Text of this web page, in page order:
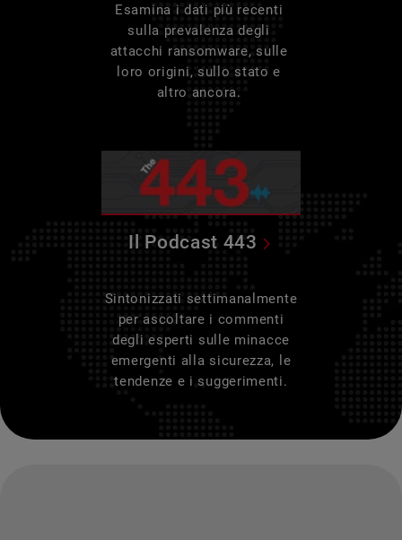
Esamina i dati più recenti
sulla prevalenza degli
attacchi ransomware, sulle
loro origini, sullo stato e
altro ancora.
Il Podcast 443
Sintonizzati settimanalmente
per ascoltare i commenti
degli esperti sulle minacce
emergenti alla sicurezza, le
tendenze e i suggerimenti.